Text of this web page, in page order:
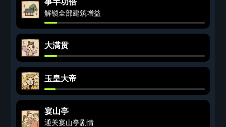
解锁全部建筑增益
大满贯
玉皇大帝
宴山亭
通关宴山亭剧情